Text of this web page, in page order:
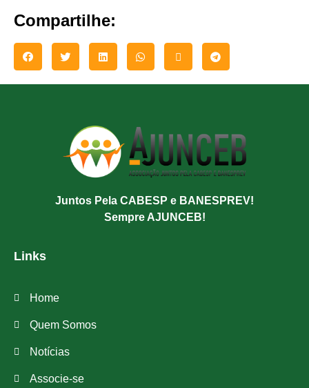
Compartilhe:
Juntos Pela CABESP e BANESPREV!
Sempre AJUNCEB!
Links
Home
Quem Somos
Notícias
Associe-se